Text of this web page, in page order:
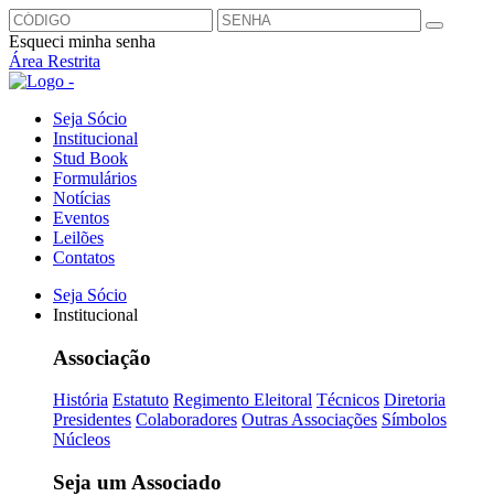
Esqueci minha senha
Área Restrita
Seja Sócio
Institucional
Stud Book
Formulários
Notícias
Eventos
Leilões
Contatos
Seja Sócio
Institucional
Associação
História Estatuto Regimento Eleitoral Técnicos Diretoria
Presidentes Colaboradores Outras Associações Símbolos
Núcleos
Seja um Associado